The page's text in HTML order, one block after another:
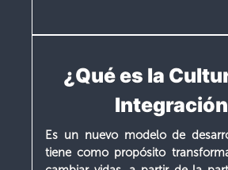
¿Qué es la
Es un nuevo modelo de
tiene como propósito